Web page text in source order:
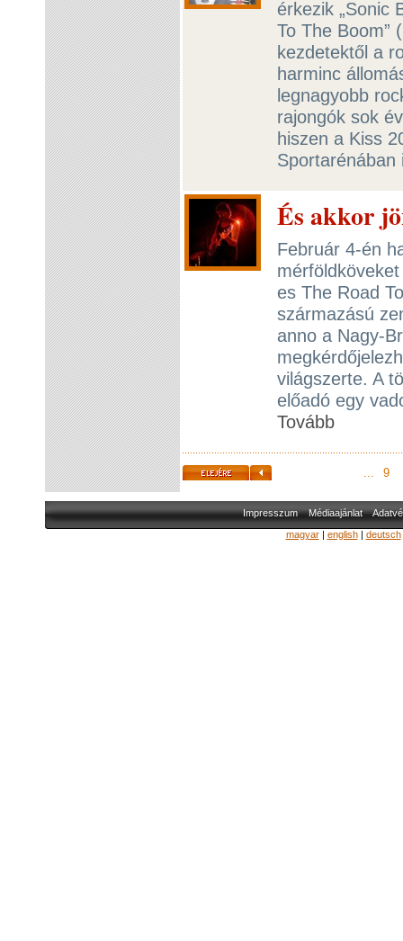
érkezik „Sonic
To The Boom”
kezdetektől a
harminc
legnagyobb
rajongók sok
hiszen a Kiss
És akkor
Február 4-én
es The Road
származású
anno a Nagy-
világszerte. A
előadó egy
Tovább
... 9
Impresszum Médiaajánlat
magyar| english| deutsch